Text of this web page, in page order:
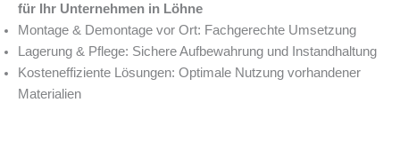
für Ihr Unternehmen in Löhne
Montage & Demontage vor Ort: Fachgerechte Umsetzung
Lagerung & Pflege: Sichere Aufbewahrung und Instandhaltung
Kosteneffiziente Lösungen: Optimale Nutzung vorhandener
Materialien